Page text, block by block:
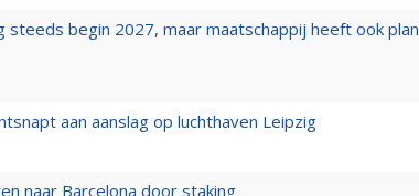
steeds begin 2027, maar maatschappij heeft ook plan
aan aanslag op luchthaven Leipzig
naar Barcelona door staking